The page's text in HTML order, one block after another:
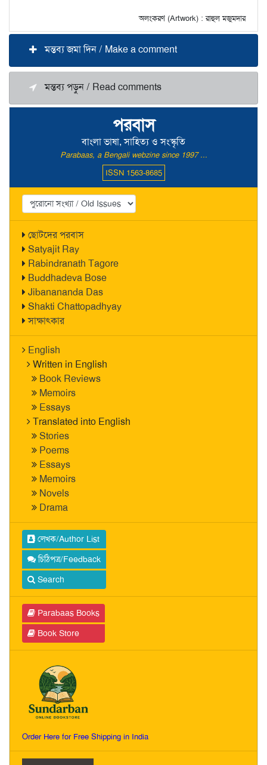
পরবাস
বাংলা ভাষা, সাহিত্য ও সংস্কৃতি
Parabaas, a Bengali webzine since 1997 ...
ISSN 1563-8685
ছোটদের পরবাস
Satyajit Ray
Rabindranath Tagore
Buddhadeva Bose
Jibanananda Das
Shakti Chattopadhyay
সাক্ষাৎকার
English
Written in English
Book Reviews
Memoirs
Essays
Translated into English
Stories
Poems
Essays
Memoirs
Novels
Drama
লেখক/Author List
চিঠিপত্র/Feedback
Search
Parabaas Books
Book Store
Order Here for Free Shipping in India
অলংকরণ (Artwork) : রাহুল মজুমদার
মন্তব্য জমা দিন / Make a comment
মন্তব্য পড়ুন / Read comments